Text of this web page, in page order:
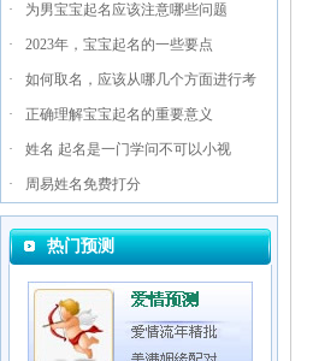
· 为男宝宝起名应该注意哪些问题
· 2023年，宝宝起名的一些要点
· 如何取名，应该从哪几个方面进行考
· 正确理解宝宝起名的重要意义
· 姓名 起名是一门学问不可以小视
· 周易姓名免费打分
热门预测